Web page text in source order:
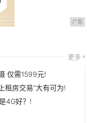
广告
更多
仅需1599元!
租房交易”大有可为!
4G好？!